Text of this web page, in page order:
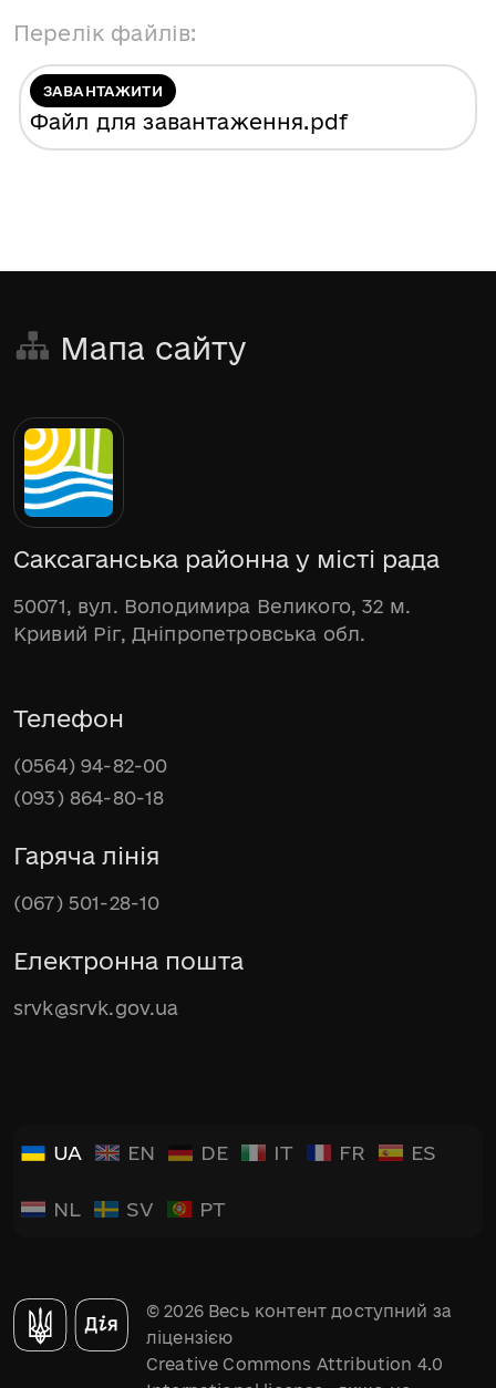
Перелік файлів:
ЗАВАНТАЖИТИ
Файл для завантаження.pdf
Мапа сайту
Саксаганська районна у місті рада
50071, вул. Володимира Великого, 32 м.
Кривий Ріг, Дніпропетровська обл.
Телефон
(0564) 94-82-00
(093) 864-80-18
Гаряча лінія
(067) 501-28-10
Електронна пошта
srvk@srvk.gov.ua
UA EN DE IT FR ES
NL SV PT
© 2026 Весь контент доступний за
ліцензією
Creative Commons Attribution 4.0